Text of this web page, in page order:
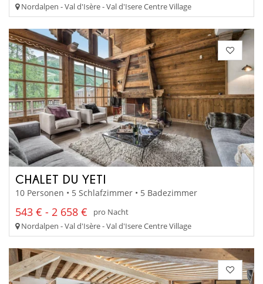
Nordalpen - Val d'Isère - Val d'Isere Centre Village
CHALET DU YETI
10 Personen • 5 Schlafzimmer • 5 Badezimmer
543 € - 2 658 €
pro Nacht
Nordalpen - Val d'Isère - Val d'Isere Centre Village